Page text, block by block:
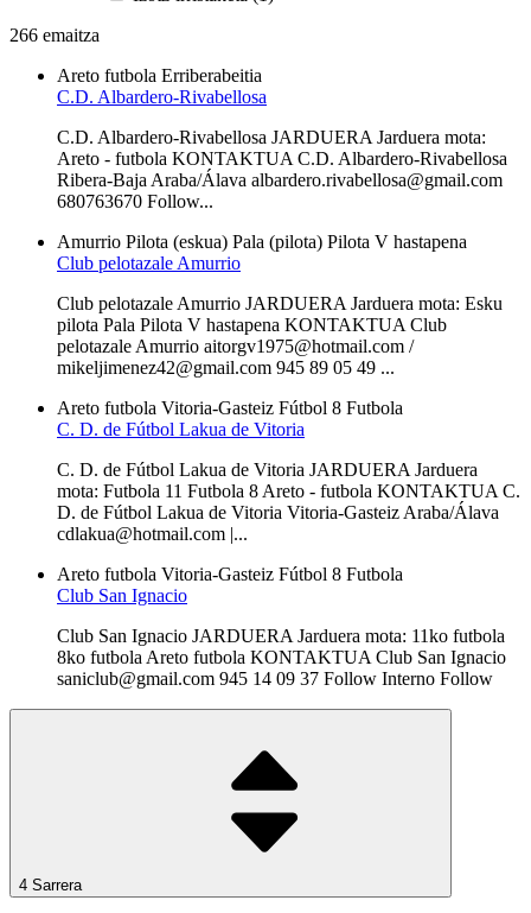
266 emaitza
Areto futbola Erriberabeitia
C.D. Albardero-Rivabellosa
C.D. Albardero-Rivabellosa JARDUERA Jarduera mota:
Areto - futbola KONTAKTUA C.D. Albardero-Rivabellosa
Ribera-Baja Araba/Álava albardero.rivabellosa@gmail.com
680763670 Follow...
Amurrio Pilota (eskua) Pala (pilota) Pilota V hastapena
Club pelotazale Amurrio
Club pelotazale Amurrio JARDUERA Jarduera mota: Esku
pilota Pala Pilota V hastapena KONTAKTUA Club
pelotazale Amurrio aitorgv1975@hotmail.com /
mikeljimenez42@gmail.com 945 89 05 49 ...
Areto futbola Vitoria-Gasteiz Fútbol 8 Futbola
C. D. de Fútbol Lakua de Vitoria
C. D. de Fútbol Lakua de Vitoria JARDUERA Jarduera
mota: Futbola 11 Futbola 8 Areto - futbola KONTAKTUA C.
D. de Fútbol Lakua de Vitoria Vitoria-Gasteiz Araba/Álava
cdlakua@hotmail.com |...
Areto futbola Vitoria-Gasteiz Fútbol 8 Futbola
Club San Ignacio
Club San Ignacio JARDUERA Jarduera mota: 11ko futbola
8ko futbola Areto futbola KONTAKTUA Club San Ignacio
saniclub@gmail.com 945 14 09 37 Follow Interno Follow
4 Sarrera